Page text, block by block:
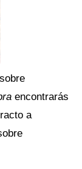
encontrarás
a